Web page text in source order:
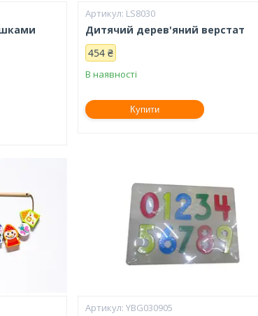
LS8030
Дитячий дерев'яний верстат
454 ₴
В наявності
Купити
YBG030905